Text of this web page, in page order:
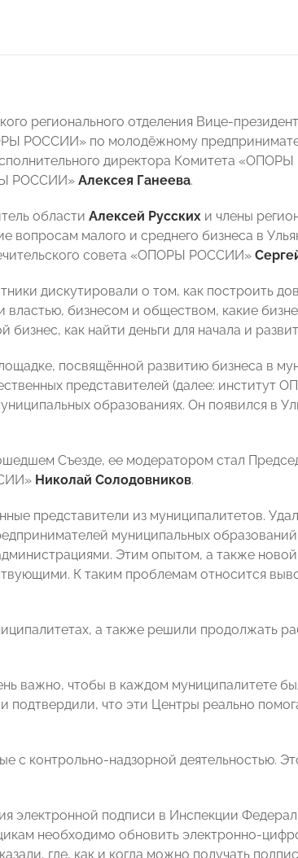
регионального отделения Вице-
РОССИИ» по молодёжному
директора Комитета
РОССИИ» Алексея Ганеева.
области Алексей Русских и члены
вопросам малого и среднего бизнеса в
совета «ОПОРЫ РОССИИ»
дискутировали о том, как построить
бизнесом и обществом, какие
бизнес, как найти деньги для начала и
посвящённой развитию бизнеса в
представителей (далее: институт
образованиях. Он появился в
Съезде, ее модератором стал
Николай Солодовников.
представители из муниципалитетов.
муниципальных
Этим опытом, а также
К таким проблемам относится
а также решили продолжать
важно, чтобы в каждом муниципалитете
подтвердили, что эти Центры реально
с контрольно-надзорной деятельностью.
электронной подписи в Инспекции
необходимо обновить электронно-
где, как и когда можно получать